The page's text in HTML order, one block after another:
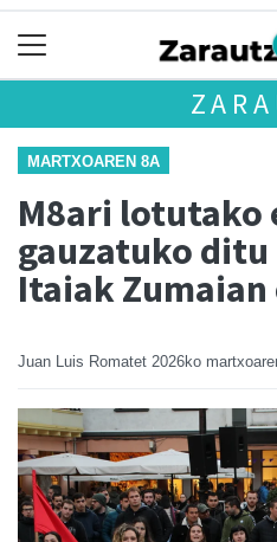
MARTXOAREN 8A
M8ari lotutako
gauzatuko
Itaiak
Juan Luis Romatet 2026ko